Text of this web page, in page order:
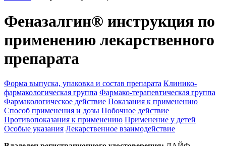
Феназалгин® инструкция по
применению лекарственного
препарата
Форма выпуска, упаковка и состав препарата Клинико-
фармакологическая группа Фармако-терапевтическая группа
Фармакологическое действие Показания к применению
Способ применения и дозы Побочное действие
Противопоказания к применению Применение у детей
Особые указания Лекарственное взаимодействие